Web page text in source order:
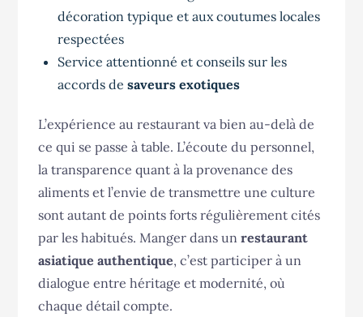
décoration typique et aux coutumes locales
respectées
Service attentionné et conseils sur les
accords desaveurs exotiques
L’expérience au restaurant va bien au-delà de
ce qui se passe à table. L’écoute du personnel,
la transparence quant à la provenance des
aliments et l’envie de transmettre une culture
sont autant de points forts régulièrement cités
par les habitués. Manger dans unrestaurant
asiatique authentique, c’est participer à un
dialogue entre héritage et modernité, où
chaque détail compte.